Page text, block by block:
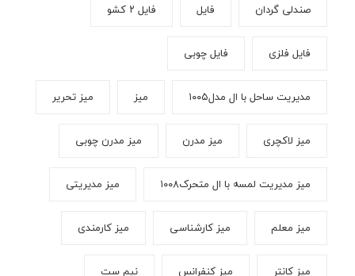
صندلی گردان فایل فایل ۲ کشو
فایل فلزی فایل چوبی
مدیریت ساحل با ال مدل۱۰۰۵ میز میز تحریر
میز لاکچری میز مدرن میز مدرن چوبی
میز مدیریت لمسه با ال متحرک۱۰۰۸ میز مدیریتی
میز معلم میز کارشناسی میز کارمندی
میز کانتر میز کنفرانس نیم ست